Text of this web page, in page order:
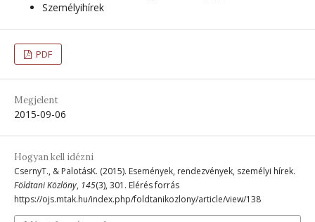
Személyihírek
PDF
Megjelent
2015-09-06
Hogyan kell idézni
CsernyT., & PalotásK. (2015). Események, rendezvények, személyi hírek.
Földtani Közlöny, 145(3), 301. Elérés forrás
https://ojs.mtak.hu/index.php/foldtanikozlony/article/view/138